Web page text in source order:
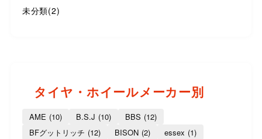
未分類(2)
タイヤ・ホイールメーカー別
AME (10) B.S.J (10) BBS (12)
BFグットリッチ (12) BISON (2) essex (1)